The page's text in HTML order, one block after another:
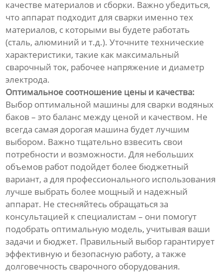
качестве материалов и сборки. Важно убедиться,
что аппарат подходит для сварки именно тех
материалов, с которыми вы будете работать
(сталь, алюминий и т.д.). Уточните технические
характеристики, такие как максимальный
сварочный ток, рабочее напряжение и диаметр
электрода.
Оптимальное соотношение цены и качества:
Выбор оптимальной машины для сварки водяных
баков – это баланс между ценой и качеством. Не
всегда самая дорогая машина будет лучшим
выбором. Важно тщательно взвесить свои
потребности и возможности. Для небольших
объемов работ подойдет более бюджетный
вариант, а для профессионального использования
лучше выбрать более мощный и надежный
аппарат. Не стесняйтесь обращаться за
консультацией к специалистам – они помогут
подобрать оптимальную модель, учитывая ваши
задачи и бюджет. Правильный выбор гарантирует
эффективную и безопасную работу, а также
долговечность сварочного оборудования.